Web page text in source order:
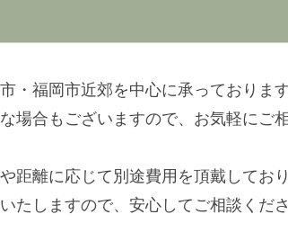
・福岡市近郊を中心に承っております
場合もございますので、お気軽にご
距離に応じて別途費用を頂戴しており
たしますので、安心してご相談くださ